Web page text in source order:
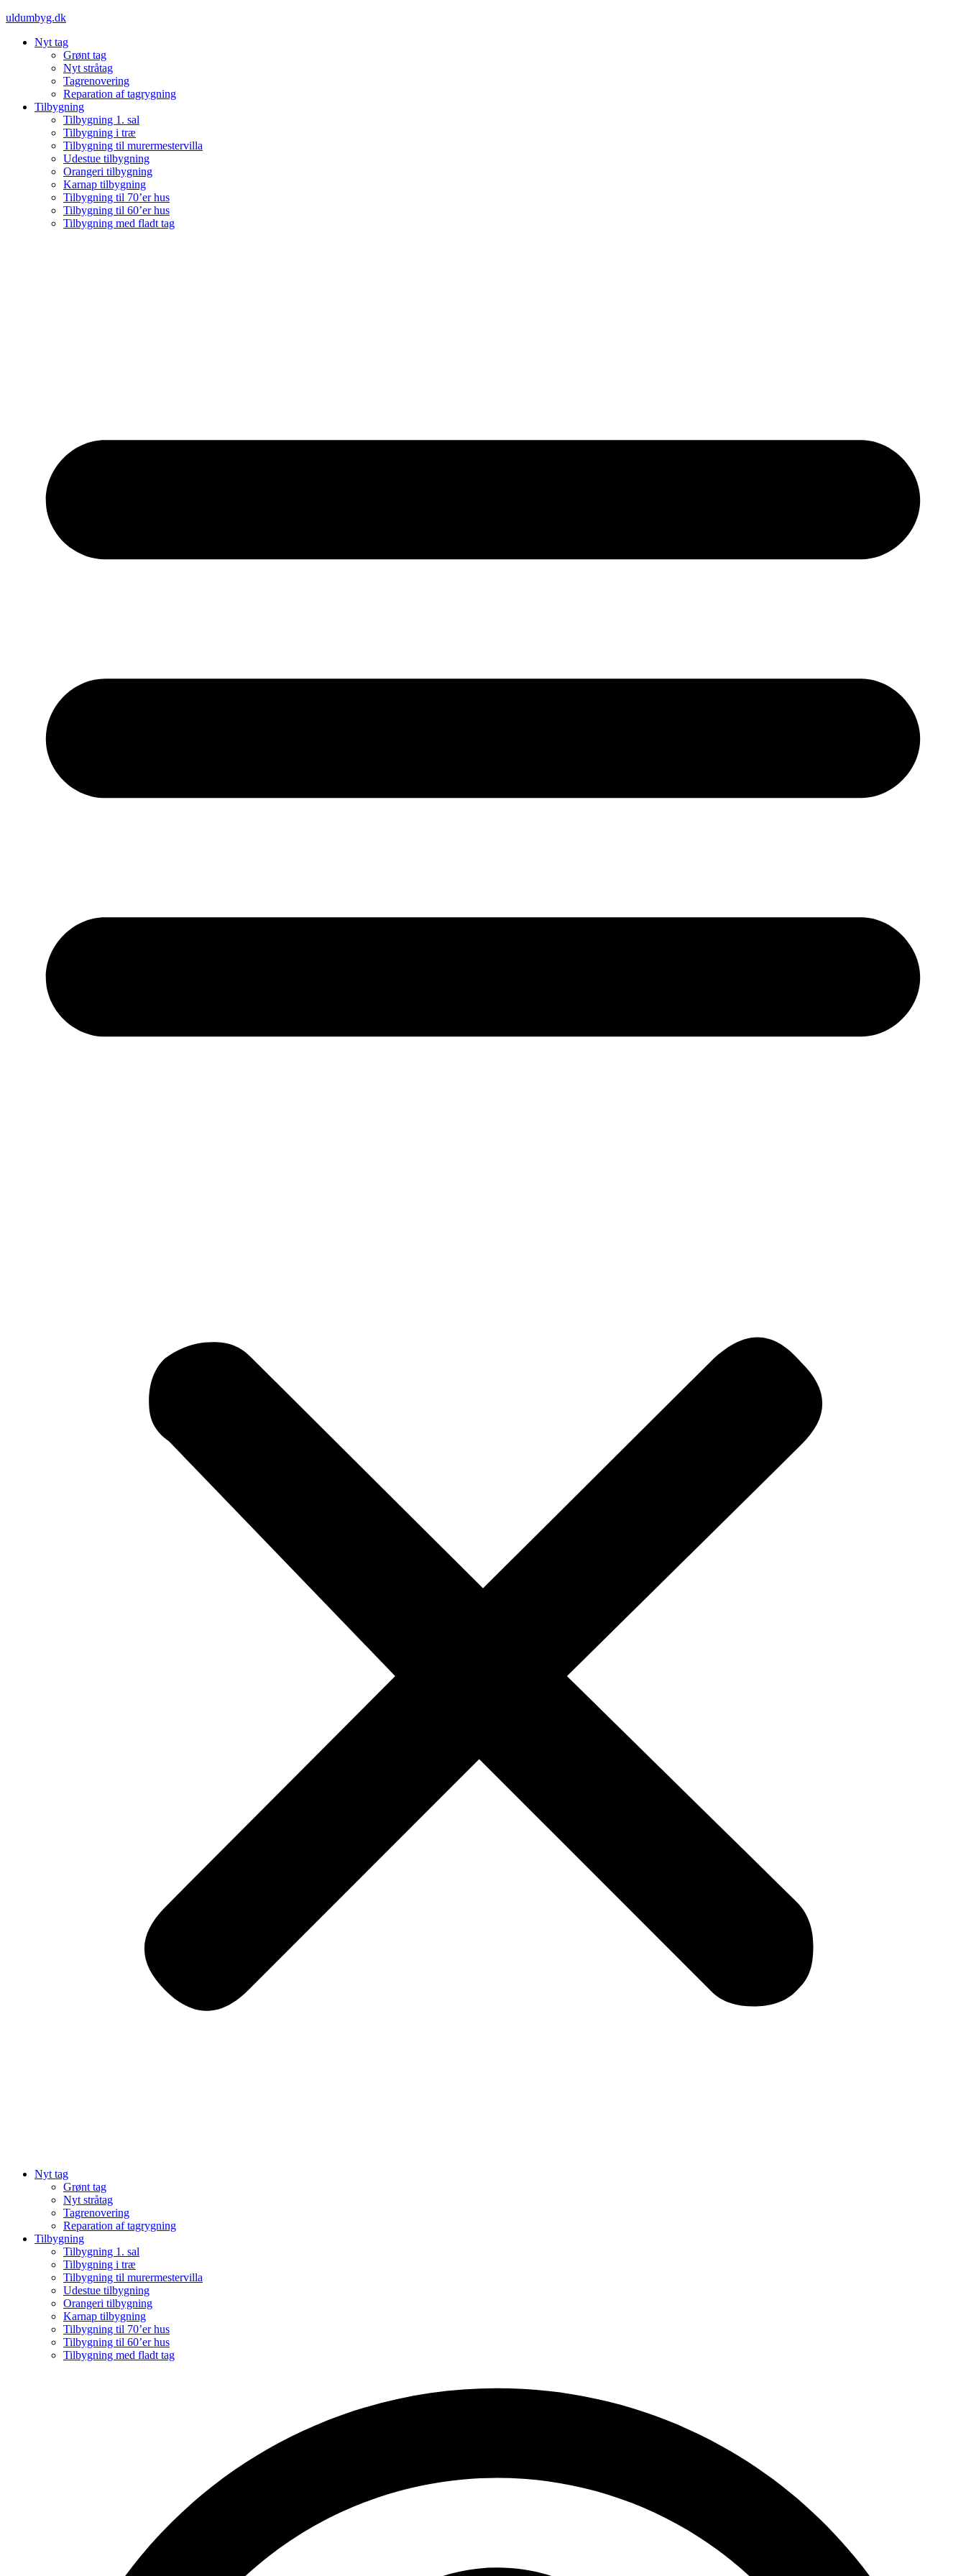
Videre
indhold
uldumbyg.dk
Nyt tag
Grønt tag
Nyt stråtag
Tagrenovering
Reparation af tagrygning
Tilbygning
Tilbygning 1. sal
Tilbygning i træ
Tilbygning til murermestervilla
Udestue tilbygning
Orangeri tilbygning
Karnap tilbygning
Tilbygning til 70’er hus
Tilbygning til 60’er hus
Tilbygning med fladt tag
Nyt tag
Grønt tag
Nyt stråtag
Tagrenovering
Reparation af tagrygning
Tilbygning
Tilbygning 1. sal
Tilbygning i træ
Tilbygning til murermestervilla
Udestue tilbygning
Orangeri tilbygning
Karnap tilbygning
Tilbygning til 70’er hus
Tilbygning til 60’er hus
Tilbygning med fladt tag